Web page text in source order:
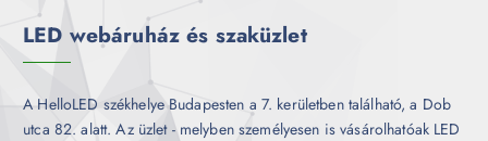
LED webáruház és szaküzlet
A HelloLED székhelye Budapesten a 7. kerületben található, a Dob
utca 82. alatt. Az üzlet - melyben személyesen is vásárolhatóak LED